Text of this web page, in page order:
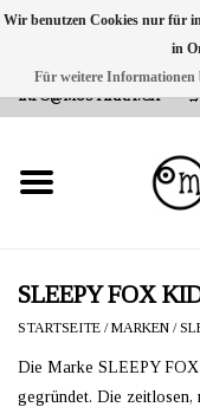
VERSANDKOSTEN 0 CHF
INFO@MUSTIKKA.CH
NEU BEI UNS
SHOP - A PIECE OF
FINLAND FOR YOU
SLEEPY FOX
STARTSEITE /MARKEN /
Die Marke SLEEPY FOX
gegründet. Die
Wir benutzen Cookies nur für
in
Für weitere Informationen